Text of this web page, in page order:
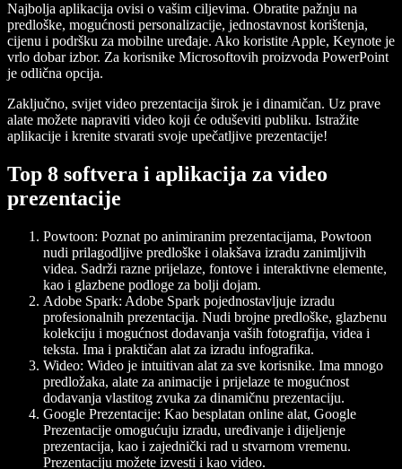
Najbolja aplikacija ovisi o vašim ciljevima. Obratite pažnju na
predloške, mogućnosti personalizacije, jednostavnost korištenja,
cijenu i podršku za mobilne uređaje. Ako koristite Apple, Keynote je
vrlo dobar izbor. Za korisnike Microsoftovih proizvoda PowerPoint
je odlična opcija.
Zaključno, svijet video prezentacija širok je i dinamičan. Uz prave
alate možete napraviti video koji će oduševiti publiku. Istražite
aplikacije i krenite stvarati svoje upečatljive prezentacije!
Top 8 softvera i aplikacija za video
prezentacije
Powtoon: Poznat po animiranim prezentacijama, Powtoon
nudi prilagodljive predloške i olakšava izradu zanimljivih
videa. Sadrži razne prijelaze, fontove i interaktivne elemente,
kao i glazbene podloge za bolji dojam.
Adobe Spark: Adobe Spark pojednostavljuje izradu
profesionalnih prezentacija. Nudi brojne predloške, glazbenu
kolekciju i mogućnost dodavanja vaših fotografija, videa i
teksta. Ima i praktičan alat za izradu infografika.
Wideo: Wideo je intuitivan alat za sve korisnike. Ima mnogo
predložaka, alate za animacije i prijelaze te mogućnost
dodavanja vlastitog zvuka za dinamičnu prezentaciju.
Google Prezentacije: Kao besplatan online alat, Google
Prezentacije omogućuju izradu, uređivanje i dijeljenje
prezentacija, kao i zajednički rad u stvarnom vremenu.
Prezentaciju možete izvesti i kao video.